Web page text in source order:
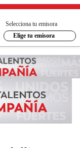
Selecciona tu emisora
Elige tu emisora